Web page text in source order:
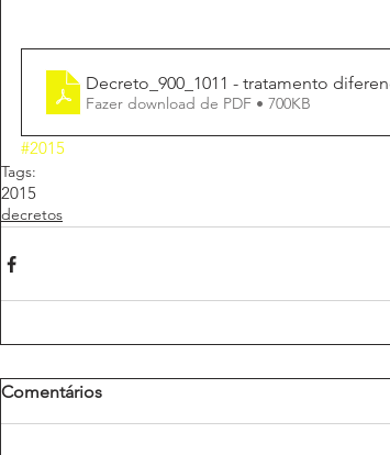
Decreto_900_1011 - tratamento
Fazer download de PDF • 700KB
#2015
Tags:
2015
decretos
Comentários